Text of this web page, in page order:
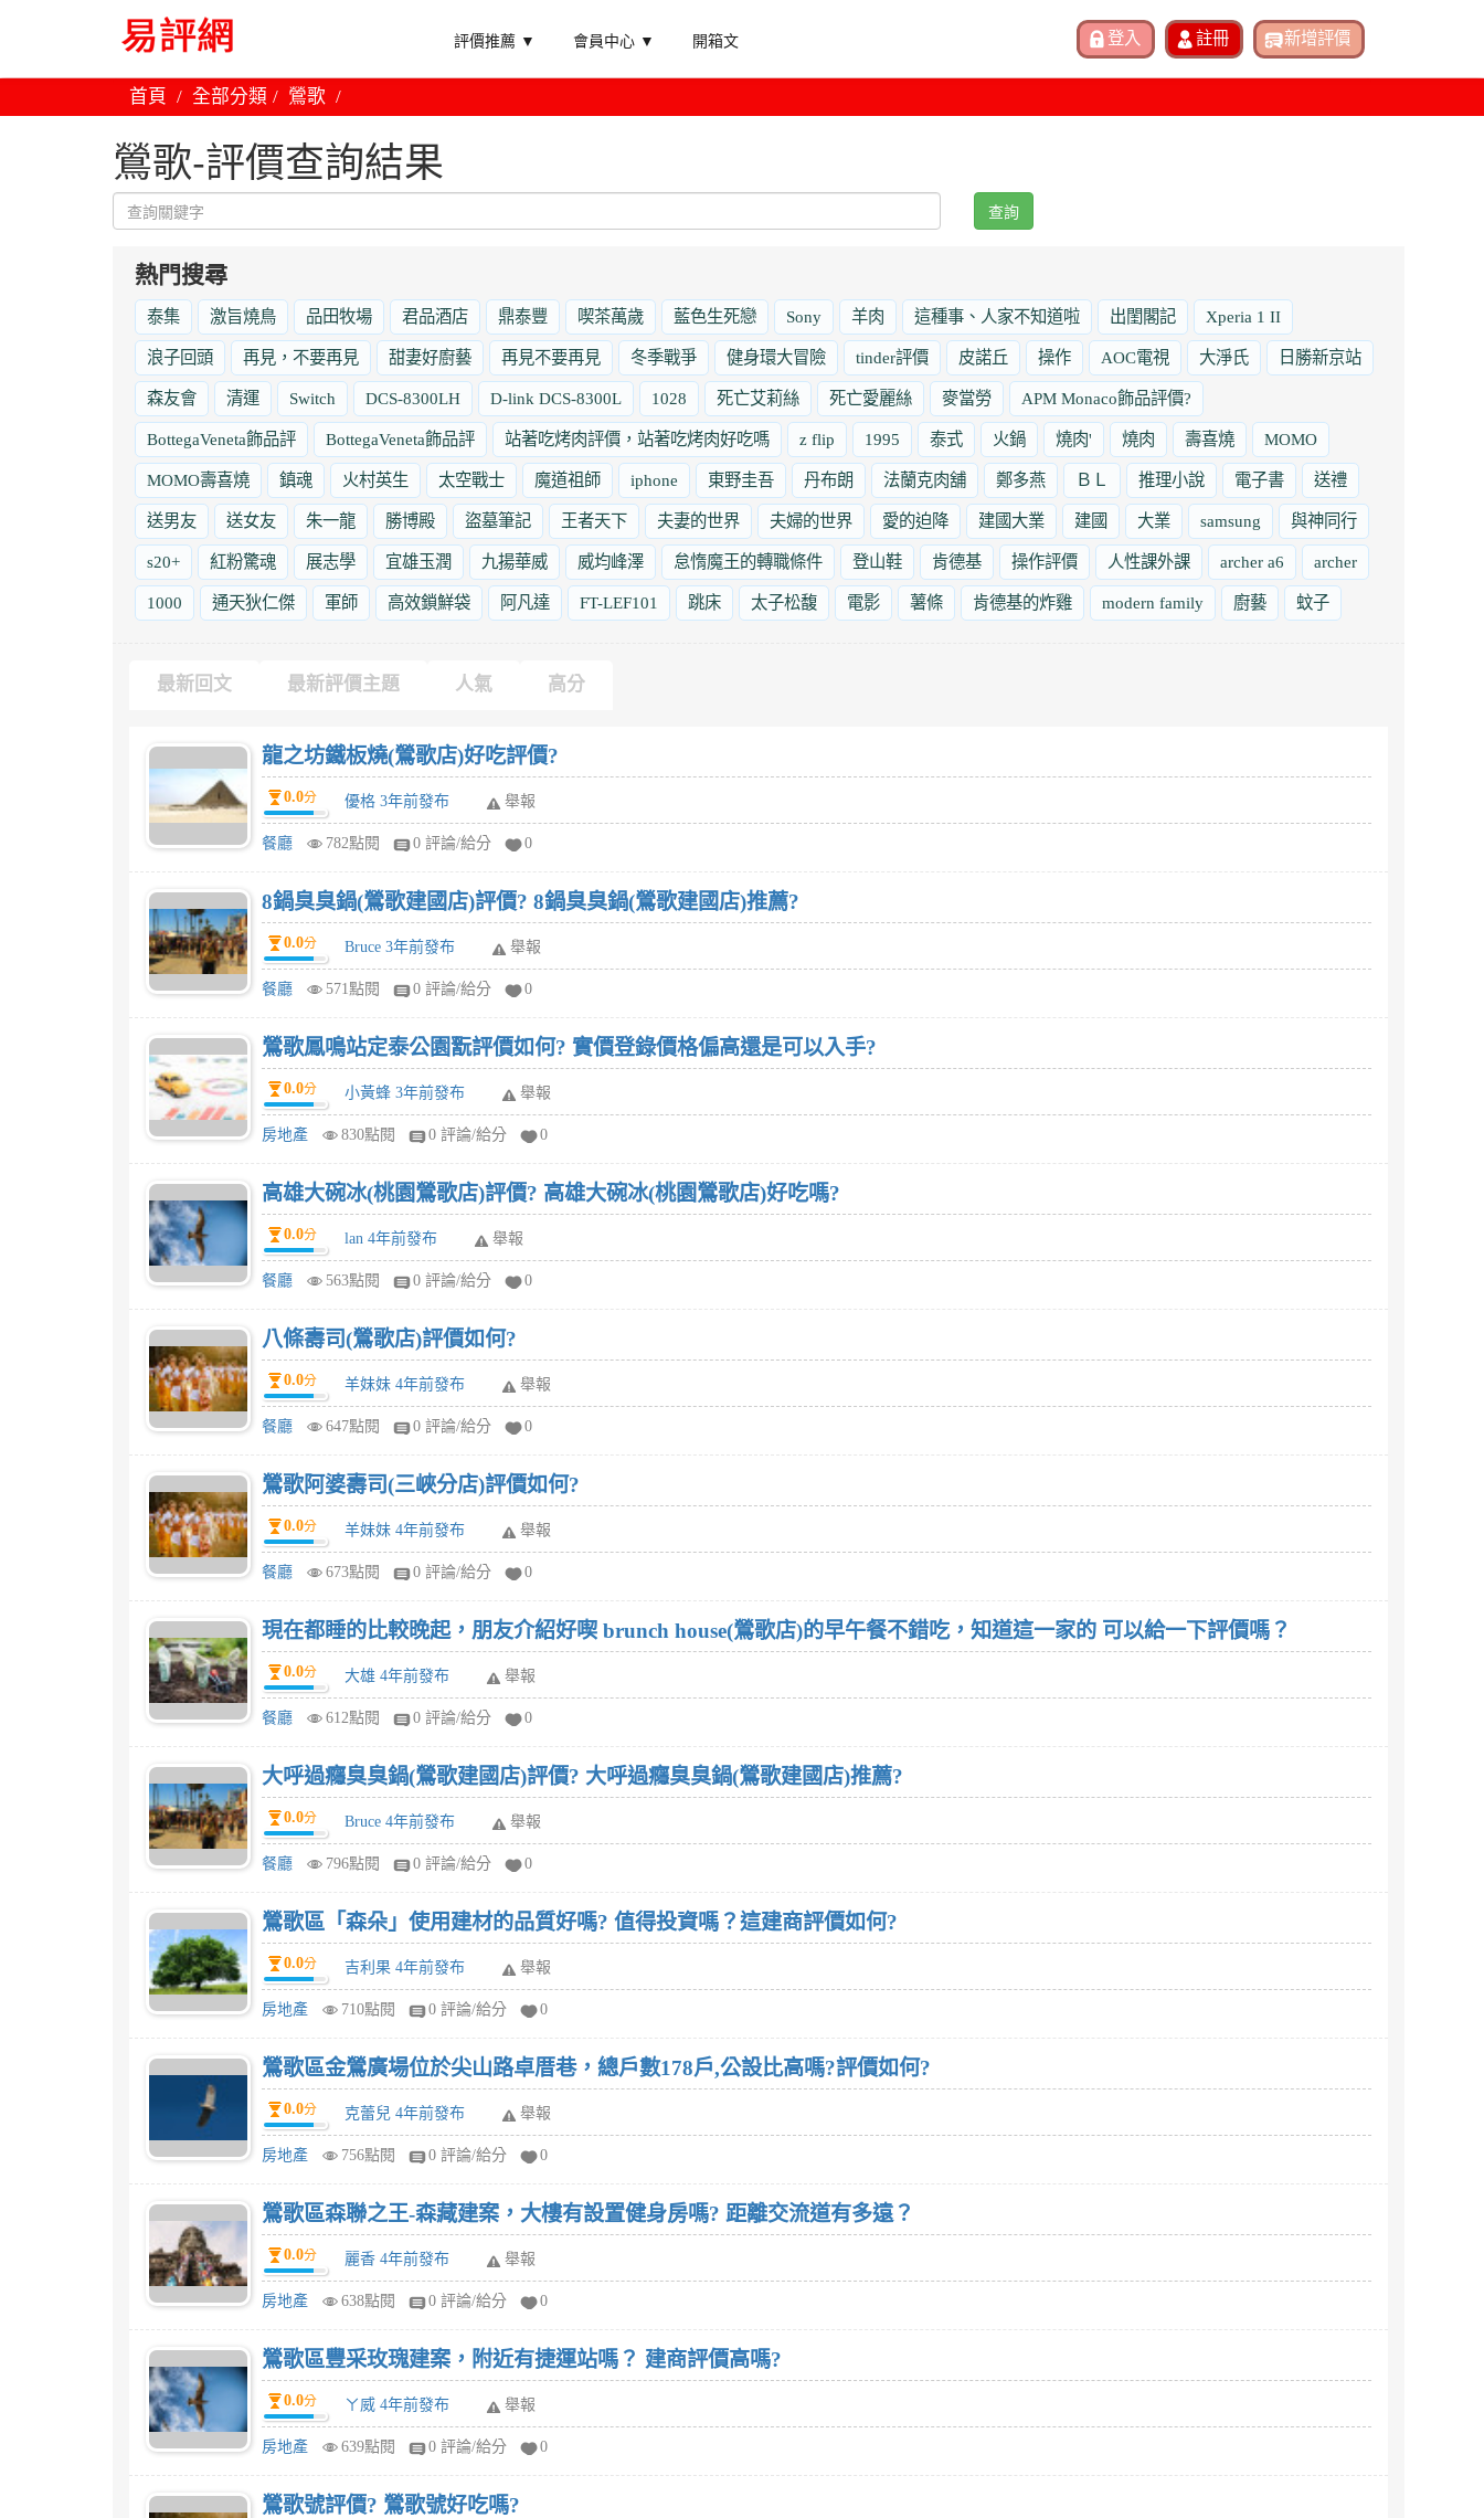
評價推薦 ▼ 會員中心 ▼ 開箱文
首頁 全部分類 鶯歌
鶯歌-評價查詢結果
查詢
熱門搜尋
泰集 激旨燒鳥 品田牧場 君品酒店 鼎泰豐 喫茶萬歲 藍色生死戀 Sony 羊肉 這種事、人家不知道啦 出閨閣記 Xperia 1 II
浪子回頭 再見，不要再見 甜妻好廚藝 再見不要再見 冬季戰爭 健身環大冒險 tinder評價 皮諾丘 操作 AOC電視 大淨氏 日勝新京站
森友會 清運 Switch DCS-8300LH D-link DCS-8300L 1028 死亡艾莉絲 死亡愛麗絲 麥當勞 APM Monaco飾品評價?
BottegaVeneta飾品評 BottegaVeneta飾品評 站著吃烤肉評價，站著吃烤肉好吃嗎 z flip 1995 泰式 火鍋 燒肉' 燒肉 壽喜燒 MOMO
MOMO壽喜燒 鎮魂 火村英生 太空戰士 魔道祖師 iphone 東野圭吾 丹布朗 法蘭克肉舖 鄭多燕 ＢＬ 推理小說 電子書 送禮
送男友 送女友 朱一龍 勝博殿 盜墓筆記 王者天下 夫妻的世界 夫婦的世界 愛的迫降 建國大業 建國 大業 samsung 與神同行
s20+ 紅粉驚魂 展志學 宜雄玉潤 九揚華威 威均峰澤 怠惰魔王的轉職條件 登山鞋 肯德基 操作評價 人性課外課 archer a6 archer
1000 通天狄仁傑 軍師 高效鎖鮮袋 阿凡達 FT-LEF101 跳床 太子松馥 電影 薯條 肯德基的炸雞 modern family 廚藝 蚊子
最新回文 最新評價主題 人氣 高分
龍之坊鐵板燒(鶯歌店)好吃評價?
0.0分 優格 3年前發布 舉報
餐廳 782點閱 0 評論/給分 0
8鍋臭臭鍋(鶯歌建國店)評價? 8鍋臭臭鍋(鶯歌建國店)推薦?
0.0分 Bruce 3年前發布 舉報
餐廳 571點閱 0 評論/給分 0
鶯歌鳳鳴站定泰公園翫評價如何? 實價登錄價格偏高還是可以入手?
0.0分 小黃蜂 3年前發布 舉報
房地產 830點閱 0 評論/給分 0
高雄大碗冰(桃園鶯歌店)評價? 高雄大碗冰(桃園鶯歌店)好吃嗎?
0.0分 lan 4年前發布 舉報
餐廳 563點閱 0 評論/給分 0
八條壽司(鶯歌店)評價如何?
0.0分 羊妹妹 4年前發布 舉報
餐廳 647點閱 0 評論/給分 0
鶯歌阿婆壽司(三峽分店)評價如何?
0.0分 羊妹妹 4年前發布 舉報
餐廳 673點閱 0 評論/給分 0
現在都睡的比較晚起，朋友介紹好喫 brunch house(鶯歌店)的早午餐不錯吃，知道這一家的 可以給一下評價嗎？
0.0分 大雄 4年前發布 舉報
餐廳 612點閱 0 評論/給分 0
大呼過癮臭臭鍋(鶯歌建國店)評價? 大呼過癮臭臭鍋(鶯歌建國店)推薦?
0.0分 Bruce 4年前發布 舉報
餐廳 796點閱 0 評論/給分 0
鶯歌區「森朵」使用建材的品質好嗎? 值得投資嗎？這建商評價如何?
0.0分 吉利果 4年前發布 舉報
房地產 710點閱 0 評論/給分 0
鶯歌區金鶯廣場位於尖山路卓厝巷，總戶數178戶,公設比高嗎?評價如何?
0.0分 克蕾兒 4年前發布 舉報
房地產 756點閱 0 評論/給分 0
鶯歌區森聯之王-森藏建案，大樓有設置健身房嗎? 距離交流道有多遠？
0.0分 麗香 4年前發布 舉報
房地產 638點閱 0 評論/給分 0
鶯歌區豐采玫瑰建案，附近有捷運站嗎？ 建商評價高嗎?
0.0分 ㄚ威 4年前發布 舉報
房地產 639點閱 0 評論/給分 0
鶯歌號評價? 鶯歌號好吃嗎?